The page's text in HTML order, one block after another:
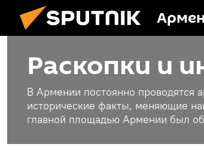
Раскопки и
В Армении постоянно проводятся
исторические факты, меняющие
главной площадью Армении был